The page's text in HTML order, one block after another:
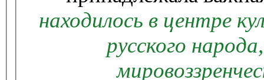
находилось в центре
русского